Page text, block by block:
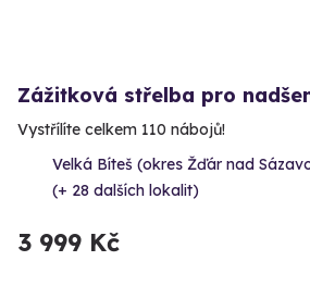
Zážitková střelba pro
Vystřílíte celkem 110 nábojů!
Velká Bíteš (okres Žďár nad
(+ 28 dalších lokalit)
3 999 Kč